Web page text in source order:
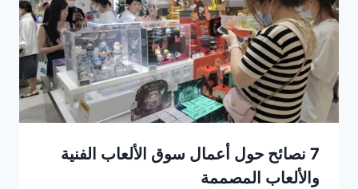
7 نصائح حول أعمال سوق الألعاب الفنية
والألعاب المصممة